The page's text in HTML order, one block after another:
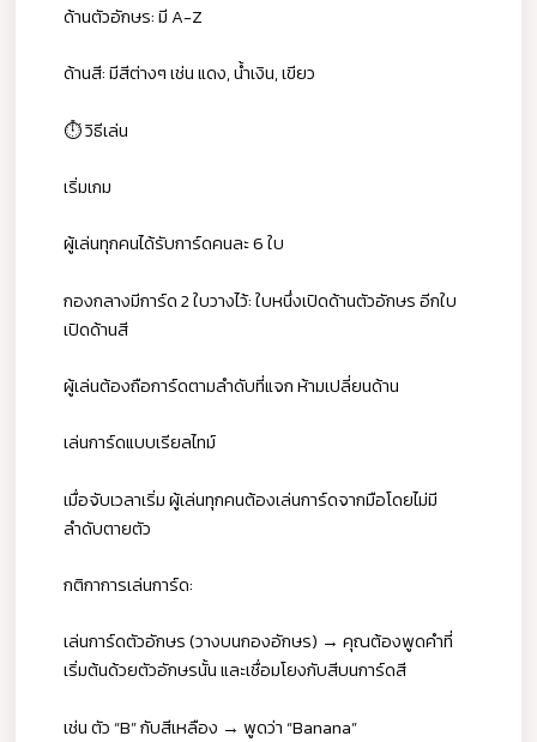
ด้านตัวอักษร: มี A-Z
ด้านสี: มีสีต่างๆ เช่น แดง, น้ำเงิน, เขียว
⏱️ วิธีเล่น
เริ่มเกม
ผู้เล่นทุกคนได้รับการ์ดคนละ 6 ใบ
กองกลางมีการ์ด 2 ใบวางไว้: ใบหนึ่งเปิดด้านตัวอักษร อีกใบ
เปิดด้านสี
ผู้เล่นต้องถือการ์ดตามลำดับที่แจก ห้ามเปลี่ยนด้าน
เล่นการ์ดแบบเรียลไทม์
เมื่อจับเวลาเริ่ม ผู้เล่นทุกคนต้องเล่นการ์ดจากมือโดยไม่มี
ลำดับตายตัว
กติกาการเล่นการ์ด:
เล่นการ์ดตัวอักษร (วางบนกองอักษร) → คุณต้องพูดคำที่
เริ่มต้นด้วยตัวอักษรนั้น และเชื่อมโยงกับสีบนการ์ดสี
เช่น ตัว “B” กับสีเหลือง → พูดว่า “Banana”